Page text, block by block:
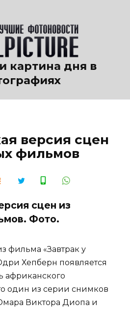
картина дня в
версия сцен
фильмов
сцен из
Фото.
фильма «Завтрак у
Хепберн появляется
африканского
один из серии снимков
Виктора Диопа и